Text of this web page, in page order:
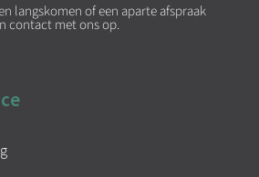
langskomen of een aparte afspraak
contact met ons op.